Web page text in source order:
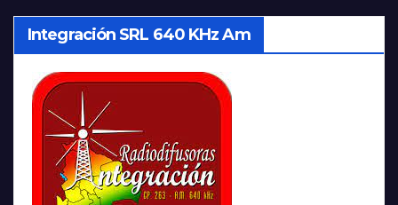
Integración SRL 640 KHz Am